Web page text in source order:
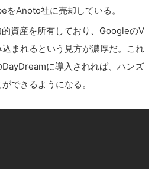
Anoto社に売却している。
資産を所有しており、GoogleのV
まれるという見方が濃厚だ。これ
に導入されれば、ハンズ
できるようになる。